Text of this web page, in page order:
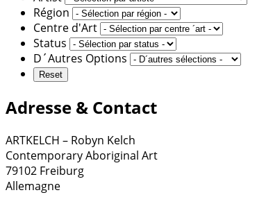
Région
Centre d'Art
Status
D´Autres Options
Adresse & Contact
ARTKELCH – Robyn Kelch
Contemporary Aboriginal Art
79102 Freiburg
Allemagne